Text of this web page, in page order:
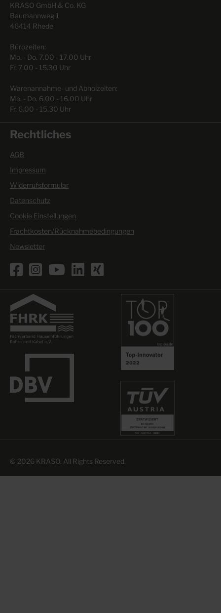
KRASO GmbH & Co. KG
Baumannweg 1
46414 Rhede
Bürozeiten:
Mo. - Do. 7.00 - 17.00 Uhr
Fr. 7.00 - 15.30 Uhr
Warenannahme- und Abholzeiten:
Mo. - Do. 6.00 - 16.00 Uhr
Fr. 6.00 - 15.30 Uhr
Rechtliches
AGB
Impressum
Widerrufsformular
Datenschutz
Cookie Einstellungen
Frachtkosten/Rücknahmebedingungen
Newsletter
© 2026 KRASO. All Rights Reserved.